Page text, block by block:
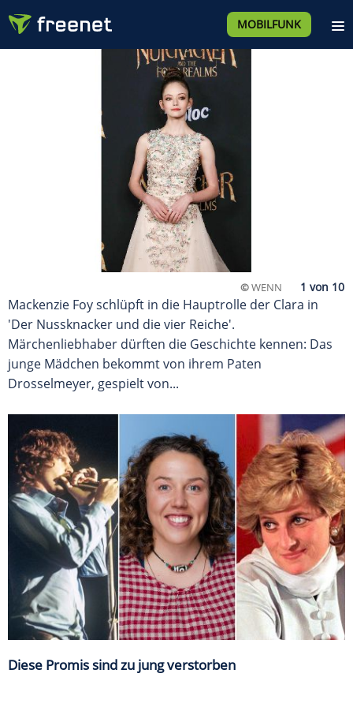
MOBILFUNK
©WENN
Mackenzie Foy schlüpft in die Hauptrolle der Clara in
'Der Nussknacker und die vier Reiche'.
Märchenliebhaber dürften die Geschichte kennen: Das
junge Mädchen bekommt von ihrem Paten
Drosselmeyer, gespielt von...
Diese Promis sind zu jung verstorben